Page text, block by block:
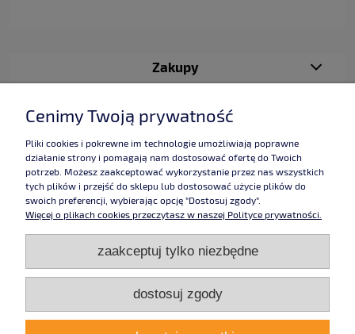
Zakupy
Moje konto
Informacje
Użytkowanie sklepu oznacza zgodę na wykorzystywanie plików cookies.
Szczegółowe informacje wPolityce prywatności
taśmy klejące, taśmy
dwustronnie klejące, taśmy
jednostronne, taśma, proftape, taśma piankowa, taśma samochodowa,
klejące, dwustronnie klejące, jednostronnie klejące, taśmy samochodowe,
Cenimy Twoją prywatność
Pliki cookies i pokrewne im technologie umożliwiają poprawne
działanie strony i pomagają nam dostosować ofertę do Twoich
potrzeb. Możesz zaakceptować wykorzystanie przez nas wszystkich
tych plików i przejść do sklepu lub dostosować użycie plików do
swoich preferencji, wybierając opcję "Dostosuj zgody".
Więcej o plikach cookies przeczytasz w naszej Polityce prywatności.
zaakceptuj tylko niezbędne
dostosuj zgody